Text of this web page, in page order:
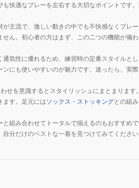
快適なプレーを左右する大切なポイントです
主流で、激しい動きの中でも不快感なくプレ
ん。初心者の方はまず、この二つの機能が備
気性に優れるため、練習時の定番スタイルと
にも使いやすいのが魅力です。迷ったら、実
せを意識するとスタイリッシュにまとまります
ます。足元にはソックス・ストッキングとの組
と組み合わせてトータルで揃えるのもおすすめで
分だけのベストな一着を見つけてみてください